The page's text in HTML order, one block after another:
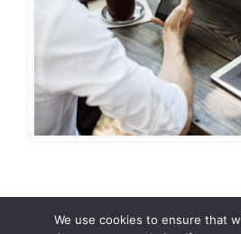
We use cookies to ensure that